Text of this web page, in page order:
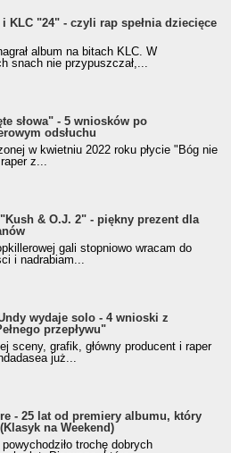
KLC "24" - czyli rap spełnia dziecięce
album na bitach KLC. W
snach nie przypuszczał,...
słowa" - 5 wniosków po
odsłuchu
w kwietniu 2022 roku płycie "Bóg nie
z...
& O.J. 2" - piękny prezent dla
gali stopniowo wracam do
i nadrabiam...
wydaje solo - 4 wnioski z
przepływu"
sceny, grafik, główny producent i raper
już...
- 25 lat od premiery albumu, który
na Weekend)
trochę dobrych